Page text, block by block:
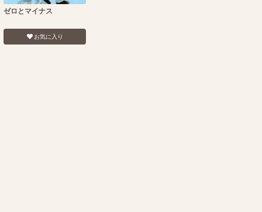
ゼロとマイナス
お気に入り